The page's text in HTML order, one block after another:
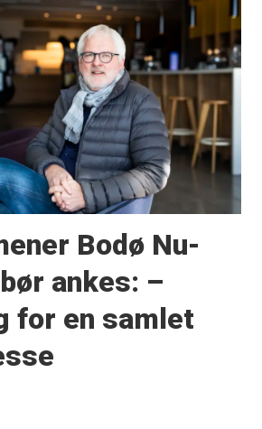
Bodø Nu-
ankes: –
for en samlet